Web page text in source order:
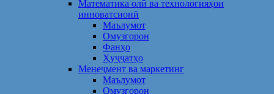
Математика олӣ ва технологияҳои
инноватсионӣ
Маълумот
Омузгорон
Фанҳо
Ҳуҷҷатҳо
Менеҷмент ва маркетинг
Маълумот
Омузгорон